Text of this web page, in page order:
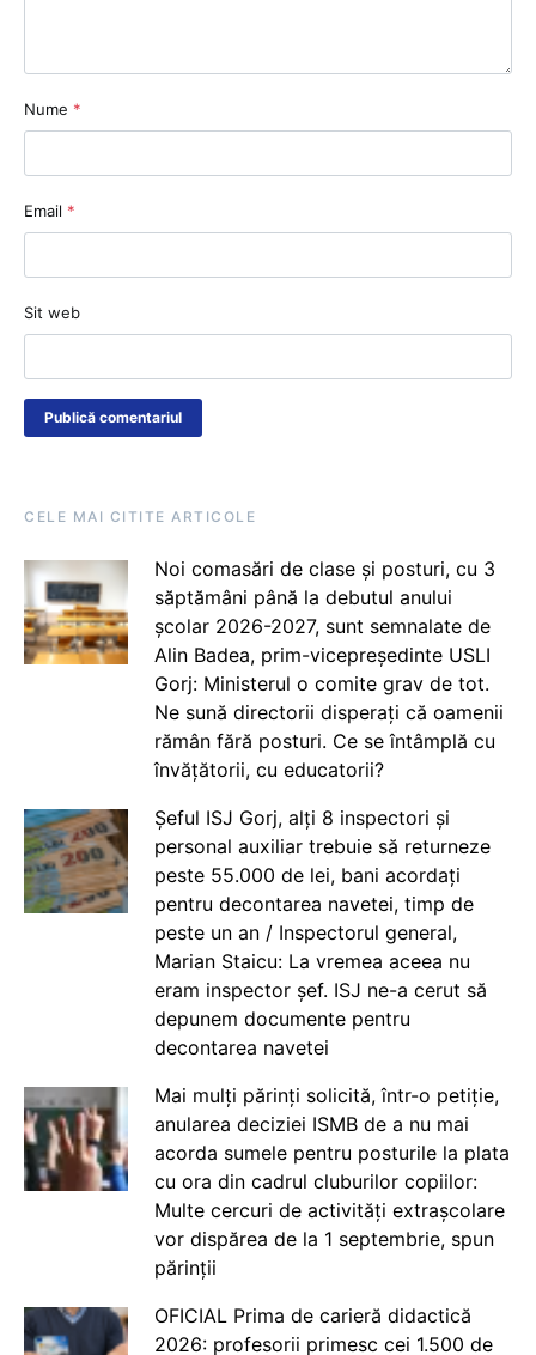
Nume *
Email *
Sit web
CELE MAI CITITE ARTICOLE
Noi comasări de clase și posturi, cu 3
săptămâni până la debutul anului
școlar 2026-2027, sunt semnalate de
Alin Badea, prim-vicepreședinte USLI
Gorj: Ministerul o comite grav de tot.
Ne sună directorii disperați că oamenii
rămân fără posturi. Ce se întâmplă cu
învățătorii, cu educatorii?
Șeful ISJ Gorj, alți 8 inspectori și
personal auxiliar trebuie să returneze
peste 55.000 de lei, bani acordați
pentru decontarea navetei, timp de
peste un an / Inspectorul general,
Marian Staicu: La vremea aceea nu
eram inspector șef. ISJ ne-a cerut să
depunem documente pentru
decontarea navetei
Mai mulți părinți solicită, într-o petiție,
anularea deciziei ISMB de a nu mai
acorda sumele pentru posturile la plata
cu ora din cadrul cluburilor copiilor:
Multe cercuri de activități extrașcolare
vor dispărea de la 1 septembrie, spun
părinții
OFICIAL Prima de carieră didactică
2026: profesorii primesc cei 1.500 de